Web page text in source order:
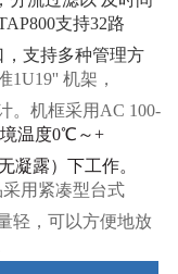
支持32路
支持多种管理方
1U19'' 机架，
。机框采用AC 100-
境温度0℃～+
凝露）下工作。
采用紧凑型台式
轻，可以方便地放